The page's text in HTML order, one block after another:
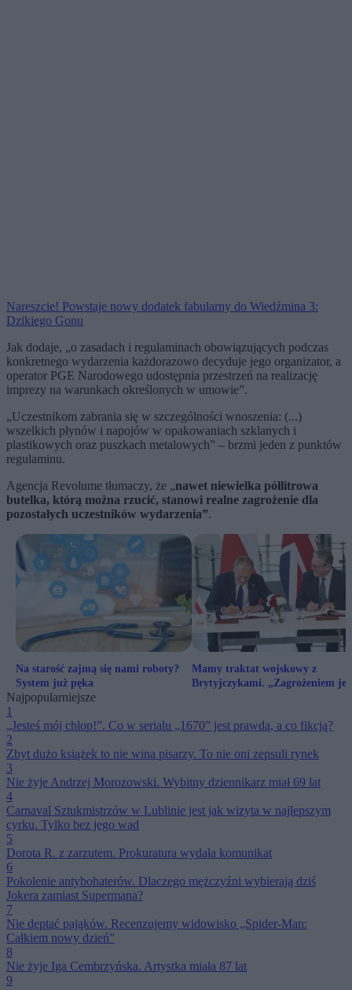
Nareszcie! Powstaje nowy dodatek fabularny do Wiedźmina 3:
Dzikiego Gonu
Jak dodaje, „o zasadach i regulaminach obowiązujących podczas
konkretnego wydarzenia każdorazowo decyduje jego organizator, a
operator PGE Narodowego udostępnia przestrzeń na realizację
imprezy na warunkach określonych w umowie”.
„Uczestnikom zabrania się w szczególności wnoszenia: (...)
wszelkich płynów i napojów w opakowaniach szklanych i
plastikowych oraz puszkach metalowych” – brzmi jeden z punktów
regulaminu.
Agencja Revolume tłumaczy, że „nawet niewielka półlitrowa
butelka, którą można rzucić, stanowi realne zagrożenie dla
pozostałych uczestników wydarzenia”.
Na starość zajmą się nami roboty?
System już pęka
Mamy traktat wojskowy z
Brytyjczykami. „Zagrożeniem
Najpopularniejsze
1
„Jesteś mój chłop!”. Co w serialu „1670” jest prawdą, a co fikcją?
2
Zbyt dużo książek to nie wina pisarzy. To nie oni zepsuli rynek
3
Nie żyje Andrzej Morozowski. Wybitny dziennikarz miał 69 lat
4
Carnaval Sztukmistrzów w Lublinie jest jak wizyta w najlepszym
cyrku. Tylko bez jego wad
5
Dorota R. z zarzutem. Prokuratura wydała komunikat
6
Pokolenie antybohaterów. Dlaczego mężczyźni wybierają dziś
Jokera zamiast Supermana?
7
Nie deptać pająków. Recenzujemy widowisko „Spider-Man:
Całkiem nowy dzień”
8
Nie żyje Iga Cembrzyńska. Artystka miała 87 lat
9